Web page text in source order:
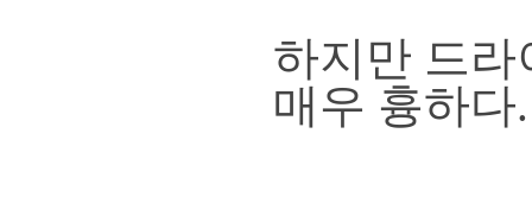
하지만 드
매우 흉하다.